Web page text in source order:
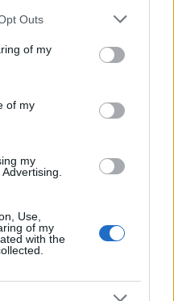
uses one or more Google
You may click to
its third-party tags to
purposes in below Google
Outs
of my
of my
my
Use,
of my
with the
το τηλέφωνό μας
πύργους